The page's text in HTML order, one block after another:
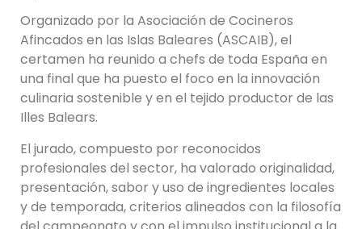
Organizado por la Asociación de Cocineros
Afincados en las Islas Baleares (ASCAIB), el
certamen ha reunido a chefs de toda España en
una final que ha puesto el foco en la innovación
culinaria sostenible y en el tejido productor de las
Illes Balears.
El jurado, compuesto por reconocidos
profesionales del sector, ha valorado originalidad,
presentación, sabor y uso de ingredientes locales
y de temporada, criterios alineados con la filosofía